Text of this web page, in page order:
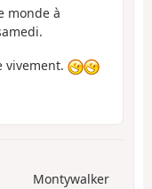
monde à
vivement.
Montywalker